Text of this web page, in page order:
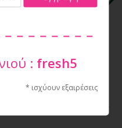
LARGE 07102
: fresh5
* ισχύουν εξαιρέσεις